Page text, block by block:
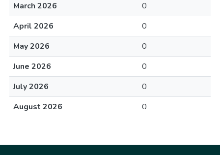
March 2026
0
April 2026
0
May 2026
0
June 2026
0
July 2026
0
August 2026
0